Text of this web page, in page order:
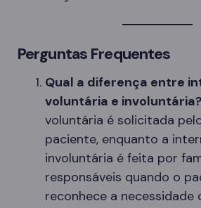
Perguntas Frequentes
Qual a diferença entre
voluntária e involuntária?
voluntária é solicitada
paciente, enquanto a
involuntária é feita por
responsáveis quando o
reconhece a